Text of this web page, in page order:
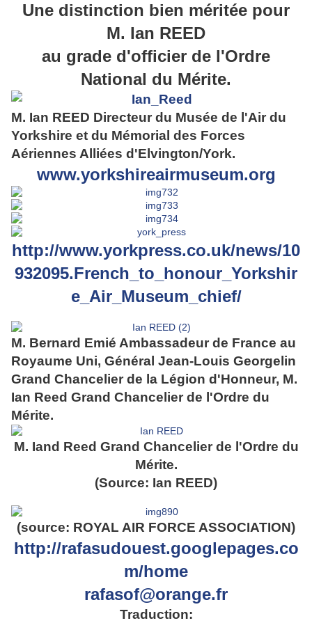
Une distinction bien méritée pour
M. Ian REED
au grade d'officier de l'Ordre
National du Mérite.
M. Ian REED Directeur du Musée de l'Air du
Yorkshire et du Mémorial des Forces
Aériennes Alliées d'Elvington/York.
www.yorkshireairmuseum.org
http://www.yorkpress.co.uk/news/10
932095.French_to_honour_Yorkshir
e_Air_Museum_chief/
M. Bernard Emié Ambassadeur de France au
Royaume Uni, Général Jean-Louis Georgelin
Grand Chancelier de la Légion d'Honneur, M.
Ian Reed Grand Chancelier de l'Ordre du
Mérite.
M. Iand Reed Grand Chancelier de l'Ordre du
Mérite.
(Source: Ian REED)
(source: ROYAL AIR FORCE ASSOCIATION)
http://rafasudouest.googlepages.co
m/home
rafasof@orange.fr
Traduction: